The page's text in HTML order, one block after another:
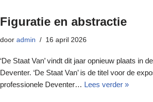
Figuratie en abstractie
door admin 16 april 2026
‘De Staat Van’ vindt dit jaar opnieuw plaats in
Deventer. ‘De Staat Van’ is de titel voor de
professionele Deventer… Lees verder »